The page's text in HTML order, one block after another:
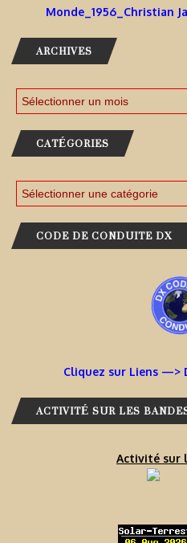
Monde_1956_Christian
ARCHIVES
CATÉGORIES
CODE DE CONDUITE DX
Cliquez sur Liens —>
ACTIVITÉ SUR LES
Activité sur